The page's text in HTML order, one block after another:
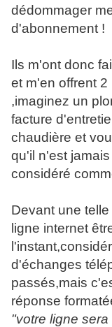
dédommager
d'abonnement !
Ils m'ont donc
et m'en offrent
,imaginez un
facture
chaudière et
qu'il n'est
considéré
Devant une
ligne internet
d'échanges
passés,mais
réponse
"votre ligne